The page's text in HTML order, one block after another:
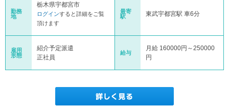
勤務
地
栃木県宇都宮市
ログインすると詳細をご覧
頂けます
最寄
駅
東武宇都宮駅 車6分
雇用
形態
紹介予定派遣
正社員
給与
月給 160000円～250000
円